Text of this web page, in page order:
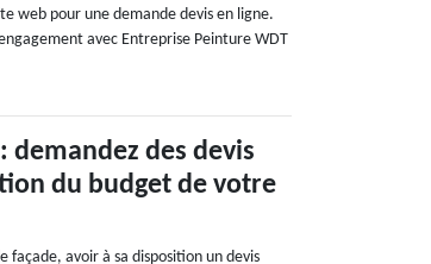
web pour une demande devis en ligne.
avec Entreprise Peinture WDT
demandez des devis
du budget de votre
façade, avoir à sa disposition un devis